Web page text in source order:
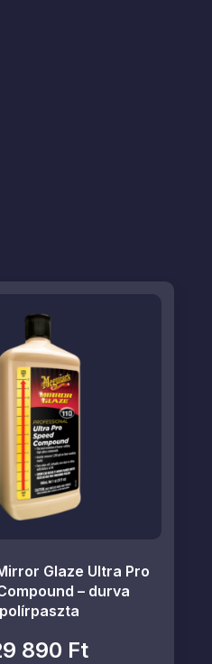
Glaze Ultra Pro
– durva
polírpaszta
890 Ft